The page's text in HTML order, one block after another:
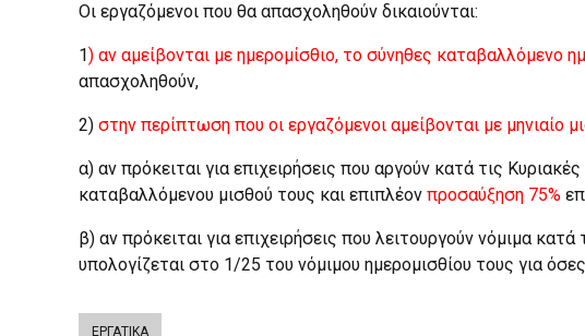
Οι εργαζόμενοι που θα απασχοληθούν δικαιούνται:
1) αν αμείβονται με ημερομίσθιο, το σύνηθες καταβαλλόμενο
απασχοληθούν,
2) στην περίπτωση που οι εργαζόμενοι αμείβονται με μηνιαίο
α) αν πρόκειται για επιχειρήσεις που αργούν κατά τις
καταβαλλόμενου μισθού τους και επιπλέον προσαύξηση 75%
β) αν πρόκειται για επιχειρήσεις που λειτουργούν νόμιμα
υπολογίζεται στο 1/25 του νόμιμου ημερομισθίου τους για
ΕΡΓΑΤΙΚΑ